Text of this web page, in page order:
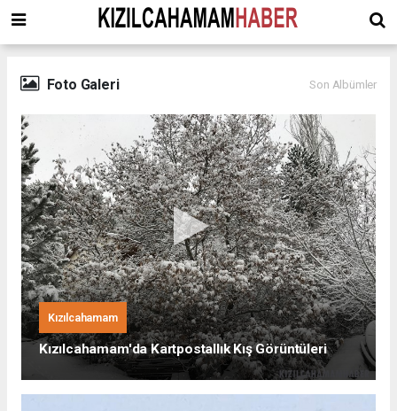
Foto Galeri Son Albümler
Kızılcahamam
Kızılcahamam'da Kartpostallık Kış Görüntüleri